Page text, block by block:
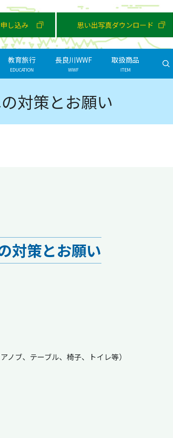
し込み 思い出写真ダウンロード
教育旅行
EDUCATION
長良川WWF
WWF
取扱商品
ITEM
対策とお願い
対策とお願い
ブ、テーブル、椅子、トイレ等）